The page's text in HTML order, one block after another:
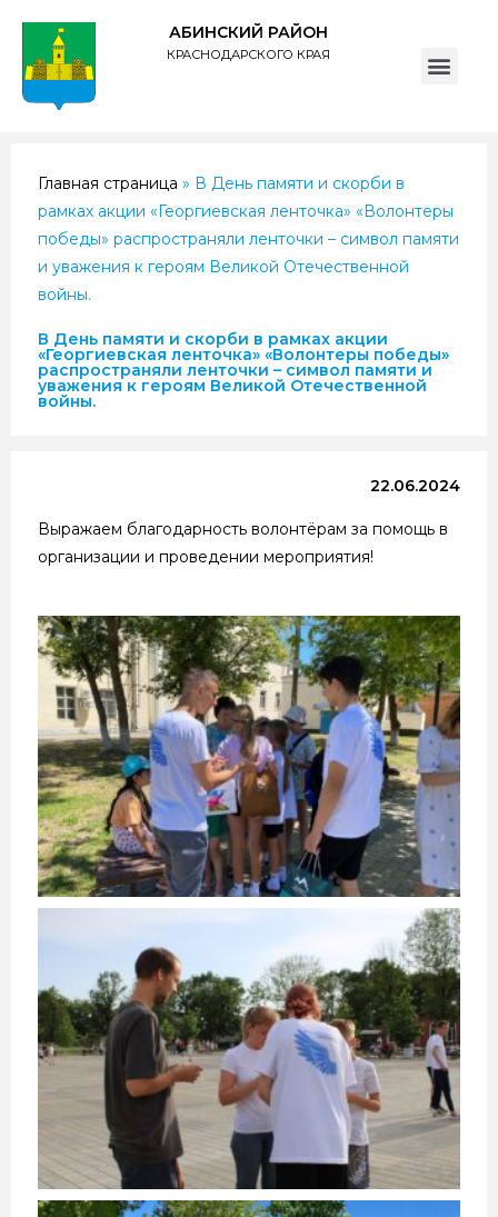
АБИНСКИЙ РАЙОН
КРАСНОДАРСКОГО КРАЯ
Главная страница » В День памяти и скорби в
рамках акции «Георгиевская ленточка» «Волонтеры
победы» распространяли ленточки – символ памяти
и уважения к героям Великой Отечественной
войны.
В День памяти и скорби в рамках акции
«Георгиевская ленточка» «Волонтеры победы»
распространяли ленточки – символ памяти и
уважения к героям Великой Отечественной
войны.
22.06.2024
Выражаем благодарность волонтёрам за помощь в
организации и проведении мероприятия!